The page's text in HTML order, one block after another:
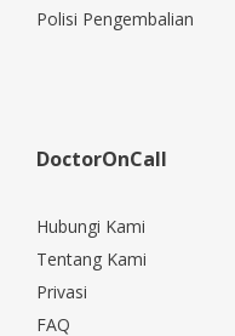
Polisi Pengembalian
DoctorOnCall
Hubungi Kami
Tentang Kami
Privasi
FAQ